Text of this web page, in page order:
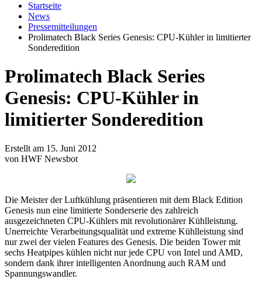
Startseite
News
Pressemitteilungen
Prolimatech Black Series Genesis: CPU-Kühler in limitierter
Sonderedition
Prolimatech Black Series
Genesis: CPU-Kühler in
limitierter Sonderedition
Erstellt am 15. Juni 2012
von HWF Newsbot
Die Meister der Luftkühlung präsentieren mit dem Black Edition
Genesis nun eine limitierte Sonderserie des zahlreich
ausgezeichneten CPU-Kühlers mit revolutionärer Kühlleistung.
Unerreichte Verarbeitungsqualität und extreme Kühlleistung sind
nur zwei der vielen Features des Genesis. Die beiden Tower mit
sechs Heatpipes kühlen nicht nur jede CPU von Intel und AMD,
sondern dank ihrer intelligenten Anordnung auch RAM und
Spannungswandler.